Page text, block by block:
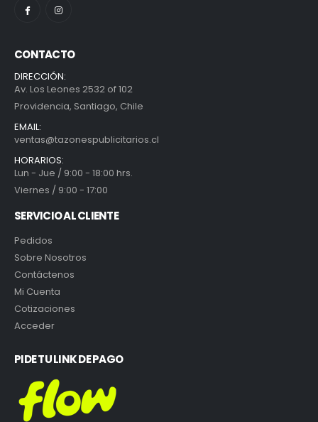
CONTACTO
DIRECCIÓN:
Av. Los Leones 2532 of 102
Providencia, Santiago, Chile
EMAIL:
ventas@tazonespublicitarios.cl
HORARIOS:
Lun - Jue / 9:00 - 18:00 hrs.
Viernes / 9:00 - 17:00
SERVICIO AL CLIENTE
Pedidos
Sobre Nosotros
Contáctenos
Mi Cuenta
Cotizaciones
Acceder
PIDE TU LINK DE PAGO